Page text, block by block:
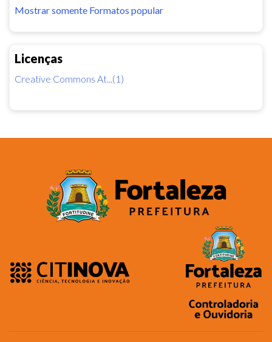
Mostrar somente Formatos popular
Licenças
Creative Commons At...(1)